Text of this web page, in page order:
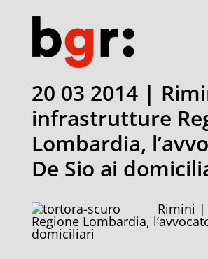
20 03 2014 |
infrastrutture
Lombardia,
De Sio ai
Rimini |
Regione Lombardia,
domiciliari